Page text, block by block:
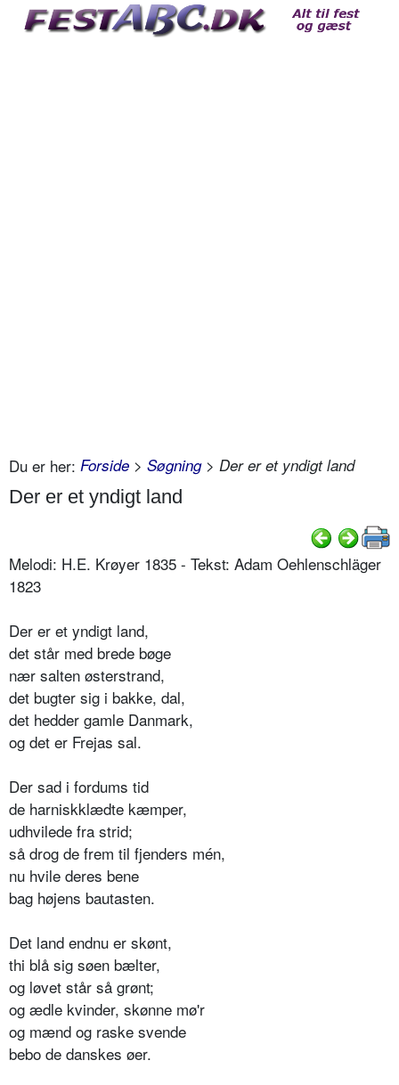
Du er her: Forside > Søgning> Der er et yndigt land
Der er et yndigt land
Melodi: H.E. Krøyer 1835 - Tekst: Adam Oehlenschläger
1823
Der er et yndigt land,
det står med brede bøge
nær salten østerstrand,
det bugter sig i bakke, dal,
det hedder gamle Danmark,
og det er Frejas sal.
Der sad i fordums tid
de harniskklædte kæmper,
udhvilede fra strid;
så drog de frem til fjenders mén,
nu hvile deres bene
bag højens bautasten.
Det land endnu er skønt,
thi blå sig søen bælter,
og løvet står så grønt;
og ædle kvinder, skønne mø'r
og mænd og raske svende
bebo de danskes øer.